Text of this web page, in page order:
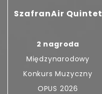
SzafranAir Quintet
2 nagroda
Międzynarodowy
Konkurs Muzyczny
OPUS 2026